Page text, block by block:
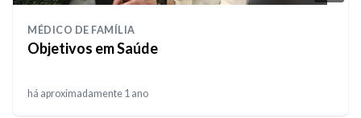
MÉDICO DE FAMÍLIA
Objetivos em Saúde
há aproximadamente 1 ano